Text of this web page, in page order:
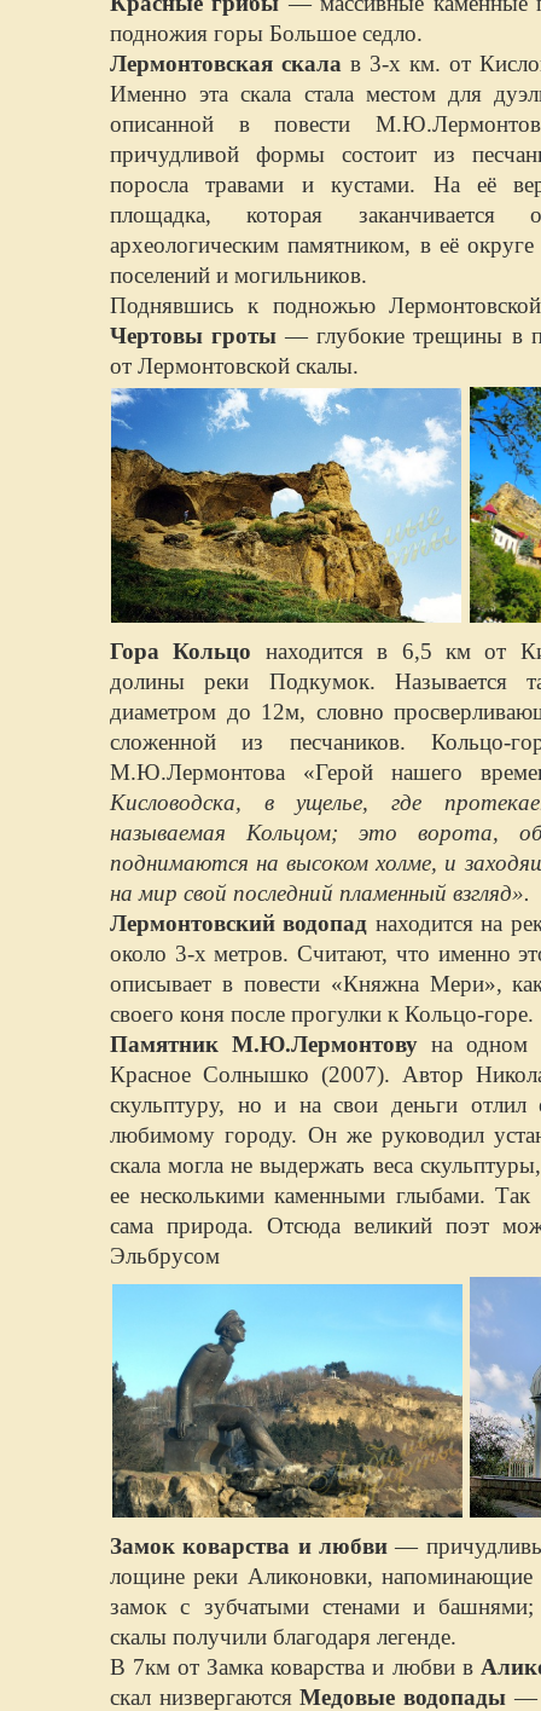
подножия горы Большое седло.
Лермонтовская скала в 3-х км. от
Именно эта скала стала местом для
описанной в повести
причудливой формы состоит из
поросла травами и кустами. На её
площадка, которая заканчивается
археологическим памятником, в её
поселений и могильников.
Поднявшись к подножью
Чертовы гроты — глубокие трещины в
от Лермонтовской скалы.
Гора Кольцо находится в 6,5 км от
долины реки Подкумок. Называется
диаметром до 12м, словно
сложенной из песчаников. Кольцо-
М.Ю.Лермонтова «Герой нашего
Кисловодска, в ущелье, где
называемая Кольцом; это ворота,
поднимаются на высоком холме, и
на мир свой последний пламенный взгляд».
Лермонтовский водопад находится на
около 3-х метров. Считают, что именно
описывает в повести «Княжна Мери»,
своего коня после прогулки к Кольцо-горе.
Памятник М.Ю.Лермонтову на одном
Красное Солнышко (2007). Автор
скульптуру, но и на свои деньги
любимому городу. Он же руководил
скала могла не выдержать веса
ее несколькими каменными глыбами. Так
сама природа. Отсюда великий поэт
Эльбрусом
Замок коварства и любви —
лощине реки Аликоновки, напоминающие
замок с зубчатыми стенами и башнями;
скалы получили благодаря легенде.
В 7км от Замка коварства и любви в
скал низвергаютсяМедовые водопады—